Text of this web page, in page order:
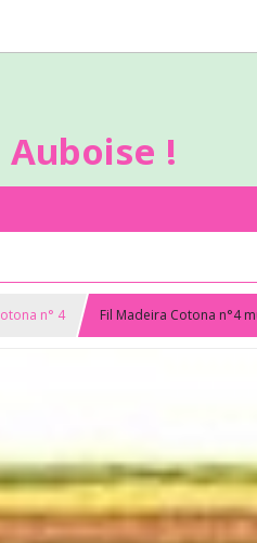
Auboise !
n° 4 Fil Madeira Cotona n°4